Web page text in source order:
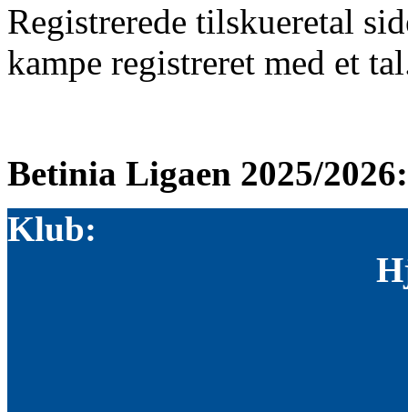
Registrerede tilskueretal
kampe registreret med et
Betinia Ligaen 2025/2026:
Klub: